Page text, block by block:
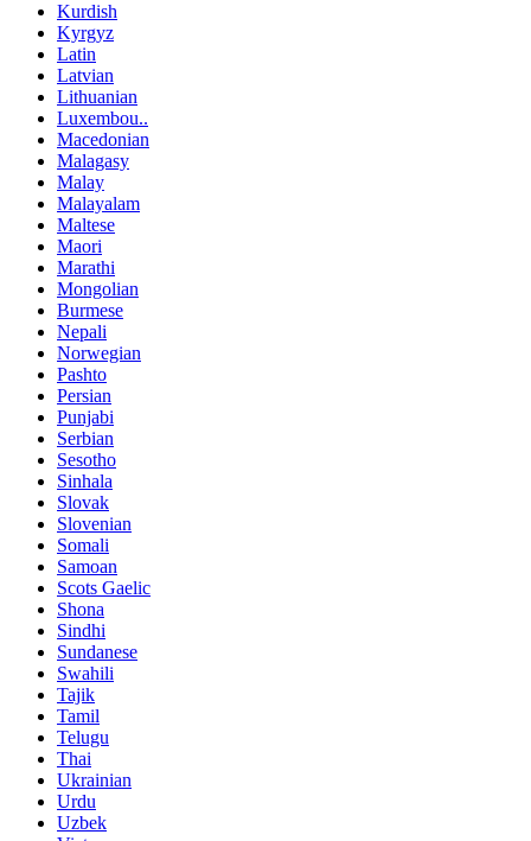
Kurdish
Kyrgyz
Latin
Latvian
Lithuanian
Luxembou..
Macedonian
Malagasy
Malay
Malayalam
Maltese
Maori
Marathi
Mongolian
Burmese
Nepali
Norwegian
Pashto
Persian
Punjabi
Serbian
Sesotho
Sinhala
Slovak
Slovenian
Somali
Samoan
Scots Gaelic
Shona
Sindhi
Sundanese
Swahili
Tajik
Tamil
Telugu
Thai
Ukrainian
Urdu
Uzbek